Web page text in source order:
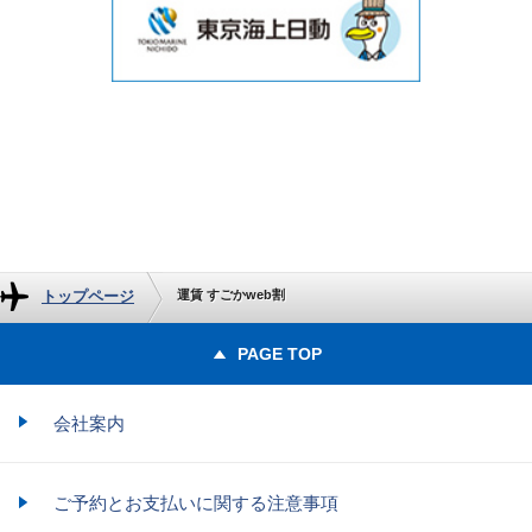
トップページ 運賃 すごかweb割
PAGE TOP
会社案内
ご予約とお支払いに関する注意事項